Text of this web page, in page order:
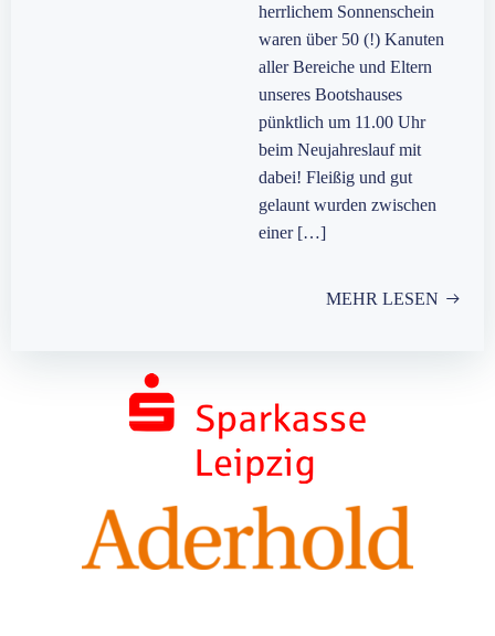
herrlichem Sonnenschein
waren über 50 (!) Kanuten
aller Bereiche und Eltern
unseres Bootshauses
pünktlich um 11.00 Uhr
beim Neujahreslauf mit
dabei! Fleißig und gut
gelaunt wurden zwischen
einer […]
MEHR LESEN